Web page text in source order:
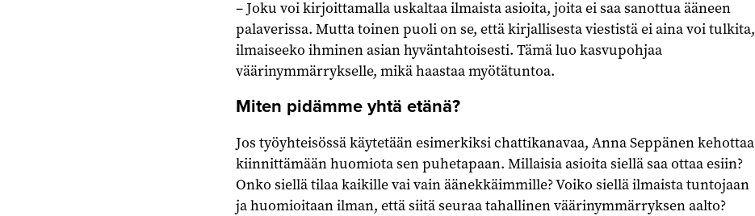
– Joku voi kirjoittamalla uskaltaa ilmaista asioita, joita ei saa sanottua ääneen
palaverissa. Mutta toinen puoli on se, että kirjallisesta viestistä ei aina voi tulkita,
ilmaiseeko ihminen asian hyväntahtoisesti. Tämä luo kasvupohjaa
väärinymmärrykselle, mikä haastaa myötätuntoa.
Miten pidämme yhtä etänä?
Jos työyhteisössä käytetään esimerkiksi chattikanavaa, Anna Seppänen kehottaa
kiinnittämään huomiota sen puhetapaan. Millaisia asioita siellä saa ottaa esiin?
Onko siellä tilaa kaikille vai vain äänekkäimmille? Voiko siellä ilmaista tuntojaan
ja huomioitaan ilman, että siitä seuraa tahallinen väärinymmärryksen aalto?